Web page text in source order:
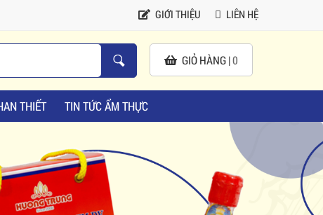
GIỚI THIỆU LIÊN HỆ
GIỎ HÀNG |0
THIẾT TIN TỨC ẨM THỰC